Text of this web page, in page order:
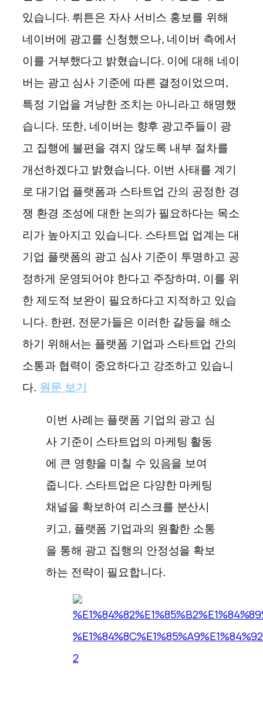
있습니다. 뤼튼은 자사 서비스 홍보를 위해
네이버에 광고를 신청했으나, 네이버 측에서
이를 거부했다고 밝혔습니다. 이에 대해 네이
버는 광고 심사 기준에 따른 결정이었으며,
특정 기업을 겨냥한 조치는 아니라고 해명했
습니다. 또한, 네이버는 향후 광고주들이 광
고 집행에 불편을 겪지 않도록 내부 절차를
개선하겠다고 밝혔습니다. 이번 사태를 계기
로 대기업 플랫폼과 스타트업 간의 공정한 경
쟁 환경 조성에 대한 논의가 필요하다는 목소
리가 높아지고 있습니다. 스타트업 업계는 대
기업 플랫폼의 광고 심사 기준이 투명하고 공
정하게 운영되어야 한다고 주장하며, 이를 위
한 제도적 보완이 필요하다고 지적하고 있습
니다. 한편, 전문가들은 이러한 갈등을 해소
하기 위해서는 플랫폼 기업과 스타트업 간의
소통과 협력이 중요하다고 강조하고 있습니
다. 원문 보기
이번 사례는 플랫폼 기업의 광고 심
사 기준이 스타트업의 마케팅 활동
에 큰 영향을 미칠 수 있음을 보여
줍니다. 스타트업은 다양한 마케팅
채널을 확보하여 리스크를 분산시
키고, 플랫폼 기업과의 원활한 소통
을 통해 광고 집행의 안정성을 확보
하는 전략이 필요합니다.